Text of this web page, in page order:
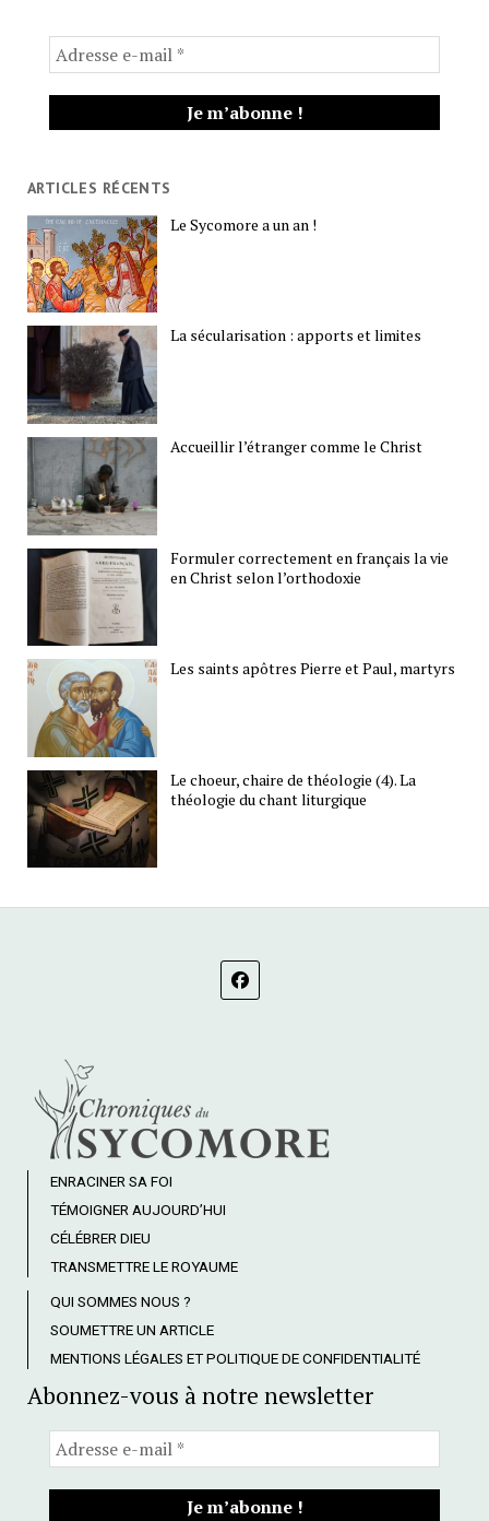
ARTICLES RÉCENTS
Le Sycomore a un an !
La sécularisation : apports et limites
Accueillir l’étranger comme le Christ
Formuler correctement en français la vie
en Christ selon l’orthodoxie
Les saints apôtres Pierre et Paul, martyrs
Le choeur, chaire de théologie (4). La
théologie du chant liturgique
ENRACINER SA FOI
TÉMOIGNER AUJOURD’HUI
CÉLÉBRER DIEU
TRANSMETTRE LE ROYAUME
QUI SOMMES NOUS ?
SOUMETTRE UN ARTICLE
MENTIONS LÉGALES ET POLITIQUE DE CONFIDENTIALITÉ
Abonnez-vous à notre newsletter